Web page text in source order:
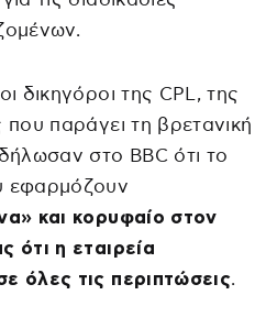
δικηγόροι της CPL, της
που παράγει τη βρετανική
στο BBC ότι το
εφαρμόζουν
και κορυφαίο στον
ότι η εταιρεία
όλες τις περιπτώσεις.